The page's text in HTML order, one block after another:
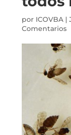
por ICOVBA|
Comentarios